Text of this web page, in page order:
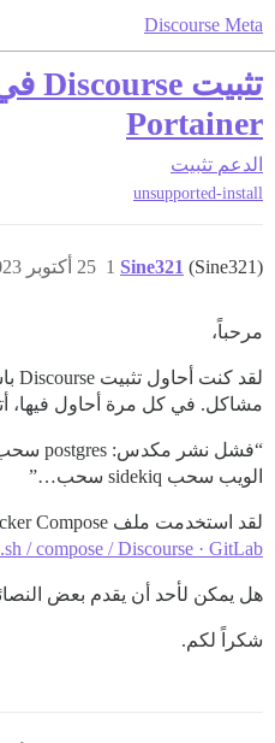
Discourse Meta
Portainer
الدعم تثبيت
unsupported-install
Sine321 (Sine321) 25 أكتوبر 2023، 7:09ص 1
مرحباً،
مشاكل. في كل مرة أحاول فيها،
الويب سحب sidekiq سحب…”
لقد استخدمت ملف Docker Compose من هذا الرابط: (
/ compose / Discourse · GitLab
هل يمكن لأحد أن يقدم بعض
شكراً لكم.